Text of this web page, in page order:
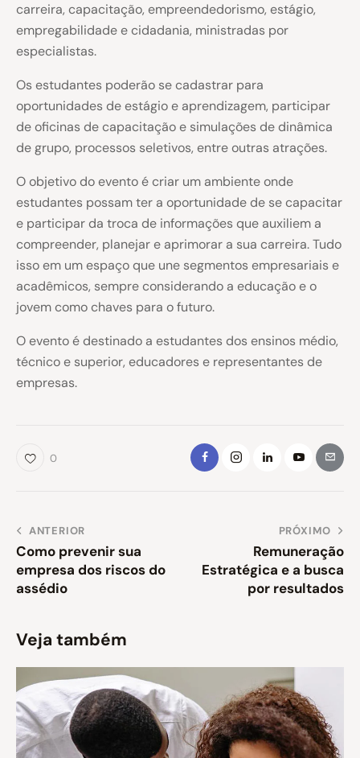
carreira, capacitação, empreendedorismo, estágio,
empregabilidade e cidadania, ministradas por
especialistas.
Os estudantes poderão se cadastrar para
oportunidades de estágio e aprendizagem, participar
de oficinas de capacitação e simulações de dinâmica
de grupo, processos seletivos, entre outras atrações.
O objetivo do evento é criar um ambiente onde
estudantes possam ter a oportunidade de se capacitar
e participar da troca de informações que auxiliem a
compreender, planejar e aprimorar a sua carreira. Tudo
isso em um espaço que une segmentos empresariais e
acadêmicos, sempre considerando a educação e o
jovem como chaves para o futuro.
O evento é destinado a estudantes dos ensinos médio,
técnico e superior, educadores e representantes de
empresas.
0
ANTERIOR
Como prevenir sua
empresa dos riscos do
assédio
PRÓXIMO
Remuneração
Estratégica e a busca
por resultados
Veja também